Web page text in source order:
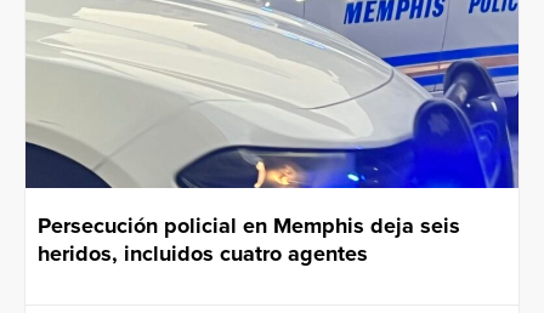
Persecución policial en Memphis deja seis
heridos, incluidos cuatro agentes